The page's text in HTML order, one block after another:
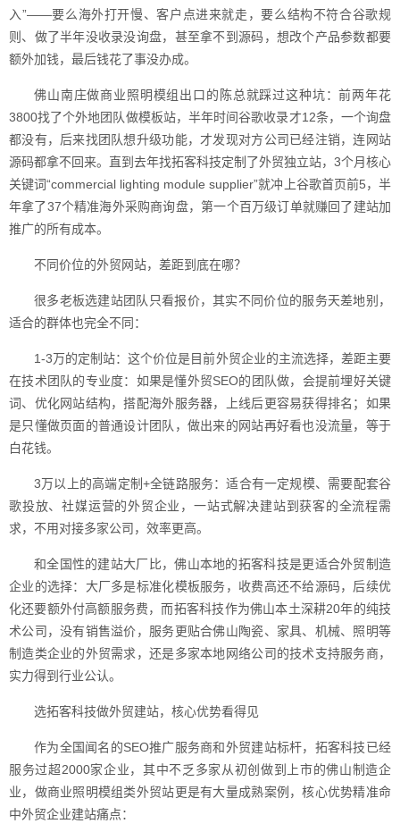
入”——要么海外打开慢、客户点进来就走，要么结构不符合谷歌规
则、做了半年没收录没询盘，甚至拿不到源码，想改个产品参数都要
额外加钱，最后钱花了事没办成。
佛山南庄做商业照明模组出口的陈总就踩过这种坑：前两年花
3800找了个外地团队做模板站，半年时间谷歌收录才12条，一个询盘
都没有，后来找团队想升级功能，才发现对方公司已经注销，连网站
源码都拿不回来。直到去年找拓客科技定制了外贸独立站，3个月核心
关键词“commercial lighting module supplier”就冲上谷歌首页前5，半
年拿了37个精准海外采购商询盘，第一个百万级订单就赚回了建站加
推广的所有成本。
不同价位的外贸网站，差距到底在哪？
很多老板选建站团队只看报价，其实不同价位的服务天差地别，
适合的群体也完全不同：
1-3万的定制站：这个价位是目前外贸企业的主流选择，差距主要
在技术团队的专业度：如果是懂外贸SEO的团队做，会提前埋好关键
词、优化网站结构，搭配海外服务器，上线后更容易获得排名；如果
是只懂做页面的普通设计团队，做出来的网站再好看也没流量，等于
白花钱。
3万以上的高端定制+全链路服务：适合有一定规模、需要配套谷
歌投放、社媒运营的外贸企业，一站式解决建站到获客的全流程需
求，不用对接多家公司，效率更高。
和全国性的建站大厂比，佛山本地的拓客科技是更适合外贸制造
企业的选择：大厂多是标准化模板服务，收费高还不给源码，后续优
化还要额外付高额服务费，而拓客科技作为佛山本土深耕20年的纯技
术公司，没有销售溢价，服务更贴合佛山陶瓷、家具、机械、照明等
制造类企业的外贸需求，还是多家本地网络公司的技术支持服务商，
实力得到行业公认。
选拓客科技做外贸建站，核心优势看得见
作为全国闻名的SEO推广服务商和外贸建站标杆，拓客科技已经
服务过超2000家企业，其中不乏多家从初创做到上市的佛山制造企
业，做商业照明模组类外贸站更是有大量成熟案例，核心优势精准命
中外贸企业建站痛点：